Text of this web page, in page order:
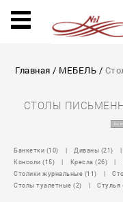
Главная / МЕБЕЛЬ /
СТОЛЫ
НА
Банкетки (10) | Диваны (21) |
Консоли (15)
| Кресла (26) |
Столики журнальные (11)
|
Столы туалетные (2)
| Стулья